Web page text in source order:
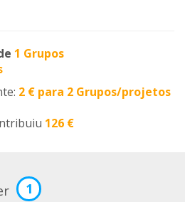
1 Grupos
2 € para 2 Grupos/projetos
126 €
1